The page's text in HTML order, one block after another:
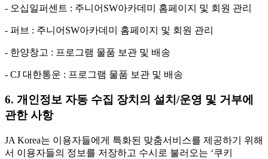
- 오십일퍼센트 : 주니어SW아카데미 홈페이지 및 회원 관리
- 퍼브 : 주니어SW아카데미 홈페이지 및 회원 관리
- 한양창고 : 프로그램 물품 보관 및 배송
- CJ 대한통운 : 프로그램 물품 보관 및 배송
6. 개인정보 자동 수집 장치의 설치/운영 및 거부에
관한 사항
JA Korea는 이용자들에게 특화된 맞춤서비스를 제공하기 위해
서 이용자들의 정보를 저장하고 수시로 불러오는 ‘쿠키